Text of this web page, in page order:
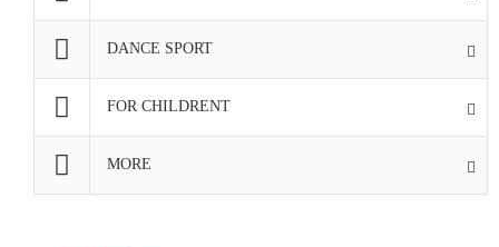
DANCE SPORT
FOR CHILDRENT
MORE